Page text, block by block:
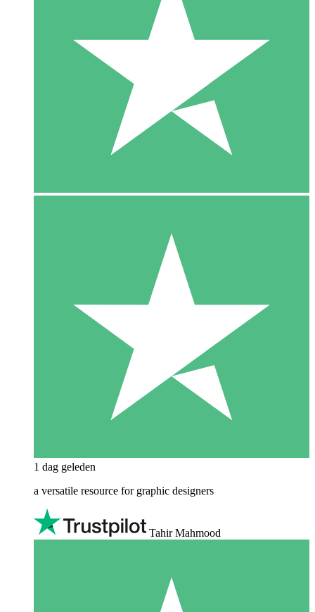
1 dag geleden
a versatile resource for graphic designers
Tahir Mahmood